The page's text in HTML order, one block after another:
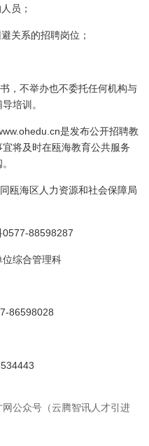
员；
关系的招聘岗位；
，不举办也不委托任何机构与
培训。
是发布公开招聘教
将及时在瓯海教育公共服务
瓯海区人力资源和社会保障局
0577-88598287
位综合管理科
86598028
公众号（云腾智讯人才引进